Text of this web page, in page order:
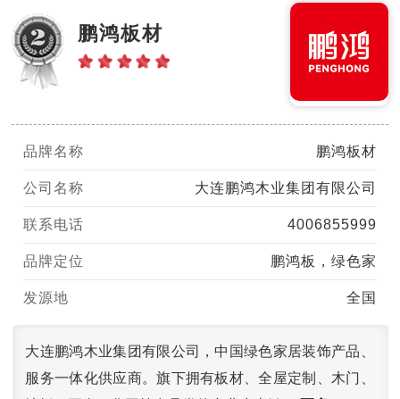
鹏鸿板材
品牌名称 鹏鸿板材
公司名称 大连鹏鸿木业集团有限公司
联系电话 4006855999
品牌定位 鹏鸿板，绿色家
发源地 全国
大连鹏鸿木业集团有限公司，中国绿色家居装饰产品、
服务一体化供应商。旗下拥有板材、全屋定制、木门、